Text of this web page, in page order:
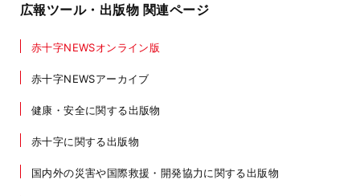
広報ツール・出版物 関連ページ
赤十字NEWSオンライン版
赤十字NEWSアーカイブ
健康・安全に関する出版物
赤十字に関する出版物
国内外の災害や国際救援・開発協力に関する出版物